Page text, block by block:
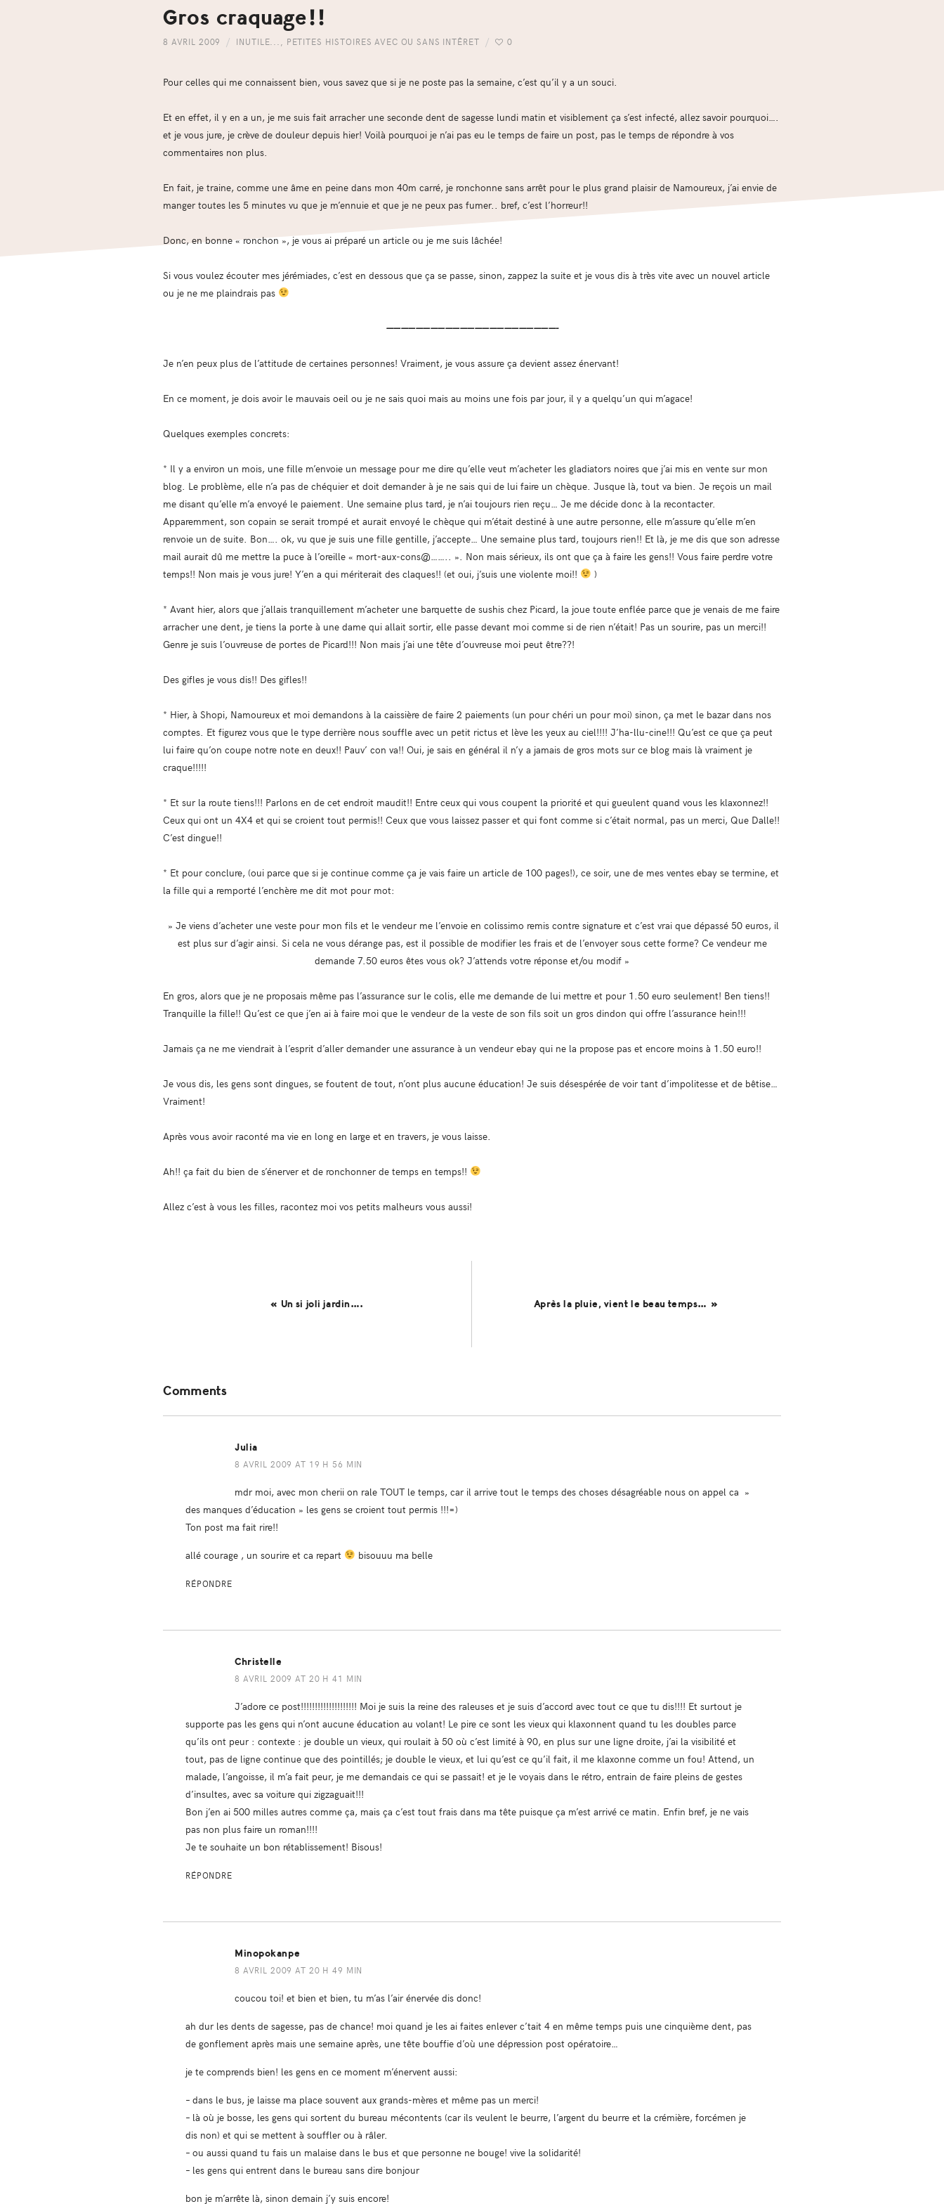
Gros craquage!!
8 AVRIL 2009 INUTILE... PETITES HISTOIRES AVEC OU SANS INTÊRET 0
Pour celles qui me connaissent bien, vous savez que si je ne poste pas la semaine, c’est qu’il y a un souci.
Et en effet, il y en a un, je me suis fait arracher une seconde dent de sagesse lundi matin et visiblement ça s’est infecté, allez savoir pourquoi….
et je vous jure, je crève de douleur depuis hier! Voilà pourquoi je n’ai pas eu le temps de faire un post, pas le temps de répondre à vos
commentaires non plus.
En fait, je traine, comme une âme en peine dans mon 40m carré, je ronchonne sans arrêt pour le plus grand plaisir de Namoureux, j’ai envie de
manger toutes les 5 minutes vu que je m’ennuie et que je ne peux pas fumer.. bref, c’est l’horreur!!
Donc, en bonne « ronchon », je vous ai préparé un article ou je me suis lâchée!
Si vous voulez écouter mes jérémiades, c’est en dessous que ça se passe, sinon, zappez la suite et je vous dis à très vite avec un nouvel article
ou je ne me plaindrais pas
———————————————————————-
Je n’en peux plus de l’attitude de certaines personnes! Vraiment, je vous assure ça devient assez énervant!
En ce moment, je dois avoir le mauvais oeil ou je ne sais quoi mais au moins une fois par jour, il y a quelqu’un qui m’agace!
Quelques exemples concrets:
* Il y a environ un mois, une fille m’envoie un message pour me dire qu’elle veut m’acheter les gladiators noires que j’ai mis en vente sur mon
blog. Le problème, elle n’a pas de chéquier et doit demander à je ne sais qui de lui faire un chèque. Jusque là, tout va bien. Je reçois un mail
me disant qu’elle m’a envoyé le paiement. Une semaine plus tard, je n’ai toujours rien reçu… Je me décide donc à la recontacter.
Apparemment, son copain se serait trompé et aurait envoyé le chèque qui m’était destiné à une autre personne, elle m’assure qu’elle m’en
renvoie un de suite. Bon…. ok, vu que je suis une fille gentille, j’accepte… Une semaine plus tard, toujours rien!! Et là, je me dis que son adresse
mail aurait dû me mettre la puce à l’oreille « mort-aux-cons@…….. ». Non mais sérieux, ils ont que ça à faire les gens!! Vous faire perdre votre
temps!! Non mais je vous jure! Y’en a qui mériterait des claques!! (et oui, j’suis une violente moi!!
)
* Avant hier, alors que j’allais tranquillement m’acheter une barquette de sushis chez Picard, la joue toute enflée parce que je venais de me faire
arracher une dent, je tiens la porte à une dame qui allait sortir, elle passe devant moi comme si de rien n’était! Pas un sourire, pas un merci!!
Genre je suis l’ouvreuse de portes de Picard!!! Non mais j’ai une tête d’ouvreuse moi peut être??!
Des gifles je vous dis!! Des gifles!!
* Hier, à Shopi, Namoureux et moi demandons à la caissière de faire 2 paiements (un pour chéri un pour moi) sinon, ça met le bazar dans nos
comptes. Et figurez vous que le type derrière nous souffle avec un petit rictus et lève les yeux au ciel!!!! J’ha-llu-cine!!! Qu’est ce que ça peut
lui faire qu’on coupe notre note en deux!! Pauv’ con va!! Oui, je sais en général il n’y a jamais de gros mots sur ce blog mais là vraiment je
craque!!!!!
* Et sur la route tiens!!! Parlons en de cet endroit maudit!! Entre ceux qui vous coupent la priorité et qui gueulent quand vous les klaxonnez!!
Ceux qui ont un 4X4 et qui se croient tout permis!! Ceux que vous laissez passer et qui font comme si c’était normal, pas un merci, Que Dalle!!
C’est dingue!!
* Et pour conclure, (oui parce que si je continue comme ça je vais faire un article de 100 pages!), ce soir, une de mes ventes ebay se termine, et
la fille qui a remporté l’enchère me dit mot pour mot:
» Je viens d’acheter une veste pour mon fils et le vendeur me l’envoie en colissimo remis contre signature et c’est vrai que dépassé 50 euros, il
est plus sur d’agir ainsi. Si cela ne vous dérange pas, est il possible de modifier les frais et de l’envoyer sous cette forme? Ce vendeur me
demande 7.50 euros êtes vous ok? J’attends votre réponse et/ou modif »
En gros, alors que je ne proposais même pas l’assurance sur le colis, elle me demande de lui mettre et pour 1.50 euro seulement! Ben tiens!!
Tranquille la fille!! Qu’est ce que j’en ai à faire moi que le vendeur de la veste de son fils soit un gros dindon qui offre l’assurance hein!!!
Jamais ça ne me viendrait à l’esprit d’aller demander une assurance à un vendeur ebay qui ne la propose pas et encore moins à 1.50 euro!!
Je vous dis, les gens sont dingues, se foutent de tout, n’ont plus aucune éducation! Je suis désespérée de voir tant d’impolitesse et de bêtise…
Vraiment!
Après vous avoir raconté ma vie en long en large et en travers, je vous laisse.
Ah!! ça fait du bien de s’énerver et de ronchonner de temps en temps!!
Allez c’est à vous les filles, racontez moi vos petits malheurs vous aussi!
« Un si joli jardin…. Après la pluie, vient le beau temps… »
Interactions
Comments
Julia
8 AVRIL 2009 AT 19 H 56 MIN
mdr moi, avec mon cherii on rale TOUT le temps, car il arrive tout le temps des choses désagréable nous on appel ca »
des manques d’éducation » les gens se croient tout permis !!!=)
Ton post ma fait rire!!
allé courage , un sourire et ca repart
bisouuu ma belle
RÉPONDRE
Christelle
8 AVRIL 2009 AT 20 H 41 MIN
J’adore ce post!!!!!!!!!!!!!!!!!!!! Moi je suis la reine des raleuses et je suis d’accord avec tout ce que tu dis!!!! Et surtout je
supporte pas les gens qui n’ont aucune éducation au volant! Le pire ce sont les vieux qui klaxonnent quand tu les doubles parce
qu’ils ont peur : contexte : je double un vieux, qui roulait à 50 où c’est limité à 90, en plus sur une ligne droite, j’ai la visibilité et
tout, pas de ligne continue que des pointillés; je double le vieux, et lui qu’est ce qu’il fait, il me klaxonne comme un fou! Attend, un
malade, l’angoisse, il m’a fait peur, je me demandais ce qui se passait! et je le voyais dans le rétro, entrain de faire pleins de gestes
d’insultes, avec sa voiture qui zigzaguait!!!
Bon j’en ai 500 milles autres comme ça, mais ça c’est tout frais dans ma tête puisque ça m’est arrivé ce matin. Enfin bref, je ne vais
pas non plus faire un roman!!!!
Je te souhaite un bon rétablissement! Bisous!
RÉPONDRE
Minopokanpe
8 AVRIL 2009 AT 20 H 49 MIN
coucou toi! et bien et bien, tu m’as l’air énervée dis donc!
ah dur les dents de sagesse, pas de chance! moi quand je les ai faites enlever c’tait 4 en même temps puis une cinquième dent, pas
de gonflement après mais une semaine après, une tête bouffie d’où une dépression post opératoire…
je te comprends bien! les gens en ce moment m’énervent aussi:
– dans le bus, je laisse ma place souvent aux grands-mères et même pas un merci!
– là où je bosse, les gens qui sortent du bureau mécontents (car ils veulent le beurre, l’argent du beurre et la crémière, forcémen je
dis non) et qui se mettent à souffler ou à râler.
– ou aussi quand tu fais un malaise dans le bus et que personne ne bouge! vive la solidarité!
– les gens qui entrent dans le bureau sans dire bonjour
bon je m’arrête là, sinon demain j’y suis encore!